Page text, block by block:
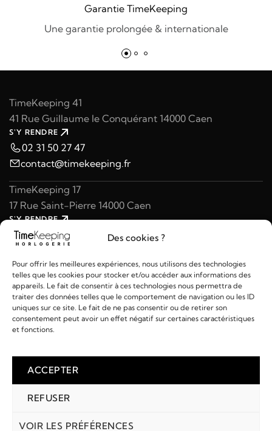
Des cookies ?
Pour offrir les meilleures expériences, nous utilisons des technologies
telles que les cookies pour stocker et/ou accéder aux informations des
appareils. Le fait de consentir à ces technologies nous permettra de
traiter des données telles que le comportement de navigation ou les ID
uniques sur ce site. Le fait de ne pas consentir ou de retirer son
consentement peut avoir un effet négatif sur certaines caractéristiques
et fonctions.
ACCEPTER
REFUSER
VOIR LES PRÉFÉRENCES
Garantie TimeKeeping
Une garantie prolongée & internationale
TimeKeeping 41
41 Rue Guillaume le Conquérant 14000 Caen
S'Y RENDRE
02 31 50 27 47
contact@timekeeping.fr
TimeKeeping 17
17 Rue Saint-Pierre 14000 Caen
S'Y RENDRE
02 31 47 49 97
contact@timekeeping.fr
Liens utiles
2026 © TIMEKEEPING - Réalisé par